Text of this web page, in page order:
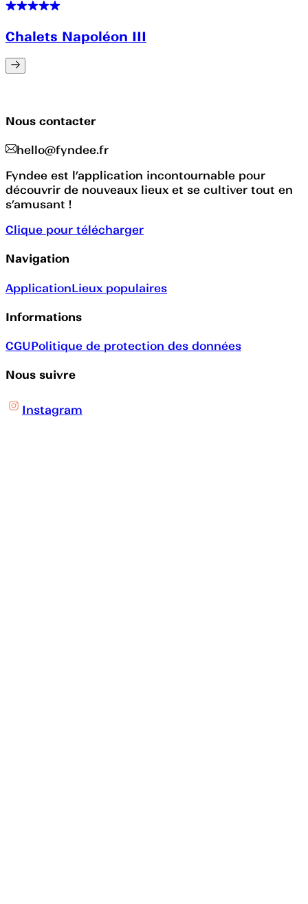
Chalets Napoléon III
Nous contacter
hello@fyndee.fr
Fyndee est l’application incontournable pour
découvrir de nouveaux lieux et se cultiver tout en
s’amusant !
Clique pour télécharger
Navigation
ApplicationLieux populaires
Informations
CGUPolitique de protection des données
Nous suivre
Instagram